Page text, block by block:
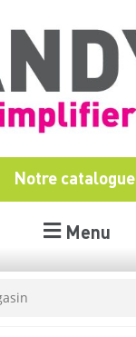
Menu
Notre catalogue